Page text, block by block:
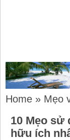
Home » Mẹo
10 Mẹo sử
hữu ích